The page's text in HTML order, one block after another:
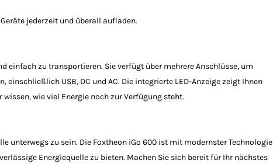
jederzeit und überall aufladen.
einfach zu transportieren. Sie verfügt über mehrere Anschlüsse, um
einschließlich USB, DC und AC. Die integrierte LED-Anzeige zeigt Ihnen
wie viel Energie noch zur Verfügung steht.
unterwegs zu sein. Die Foxtheon iGo 600 ist mit modernster Technologie
Energiequelle zu bieten. Machen Sie sich bereit für Ihr nächstes